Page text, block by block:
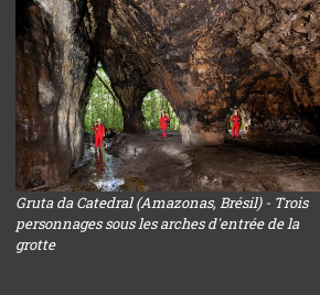
Gruta da Catedral (Amazonas, Brésil) - Trois
personnages sous les arches d'entrée de la
grotte